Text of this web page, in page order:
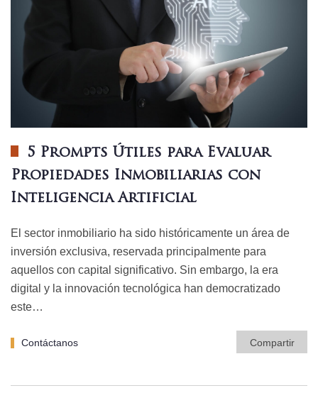
5 Prompts Útiles para Evaluar
Propiedades Inmobiliarias con
Inteligencia Artificial
El sector inmobiliario ha sido históricamente un área de
inversión exclusiva, reservada principalmente para
aquellos con capital significativo. Sin embargo, la era
digital y la innovación tecnológica han democratizado
este…
Contáctanos Compartir